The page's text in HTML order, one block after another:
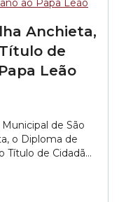
Anchieta,
de
Leão
de São
o Diploma de
Título de Cidadão
na Itália,
de números
As honrarias